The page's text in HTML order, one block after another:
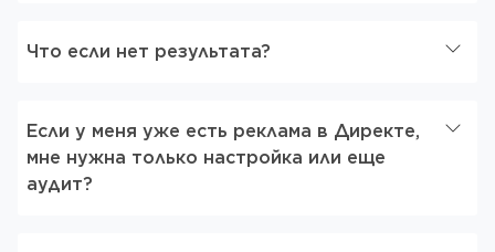
Что если нет результата?
Если у меня уже есть реклама в Директе,
мне нужна только настройка или еще
аудит?